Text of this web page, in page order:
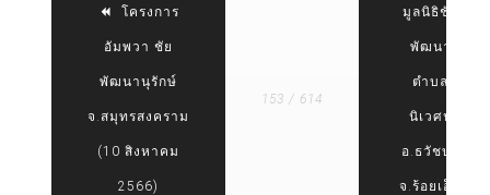
โครงการ
อัมพวา ชัย
พัฒนานุรักษ์
จ.สมุทรสงคราม
(10 สิงหาคม
2566)
153 / 614
มูลนิธิชัย
พัฒนา
ตำบล
นิเวศน์
อ.ธวัชบุรี
จ.ร้อยเอ็ด